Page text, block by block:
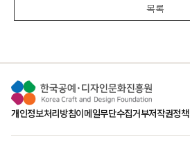
목록
개인정보처리방침이메일무단수집거부저작권정책